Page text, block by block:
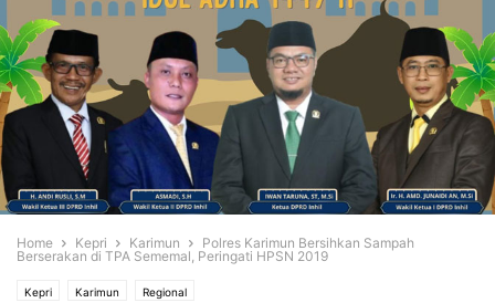
Home Kepri Karimun
Polres Karimun Bersihkan Sampah
Berserakan di TPA Sememal, Peringati HPSN 2019
Kepri Karimun Regional